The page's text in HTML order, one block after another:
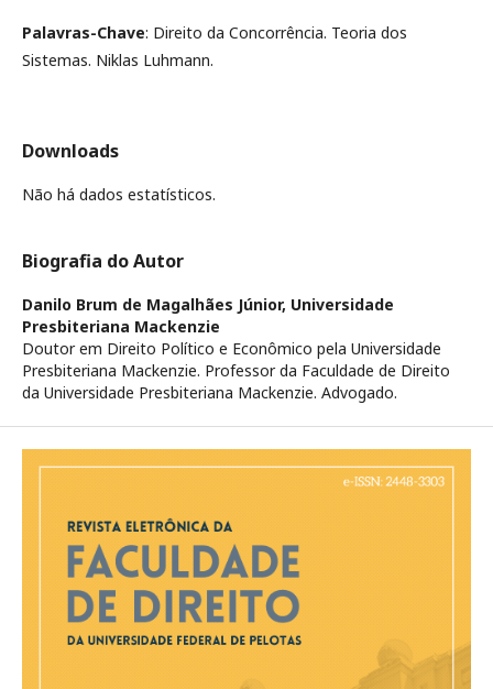
Palavras-Chave: Direito da Concorrência. Teoria dos
Sistemas. Niklas Luhmann.
Downloads
Não há dados estatísticos.
Biografia do Autor
Danilo Brum de Magalhães Júnior, Universidade
Presbiteriana Mackenzie
Doutor em Direito Político e Econômico pela Universidade
Presbiteriana Mackenzie. Professor da Faculdade de Direito
da Universidade Presbiteriana Mackenzie. Advogado.